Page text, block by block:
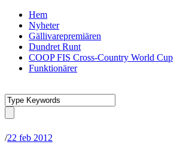
Hem
Nyheter
Gällivarepremiären
Dundret Runt
COOP FIS Cross-Country World Cup
Funktionärer
/22 feb 2012